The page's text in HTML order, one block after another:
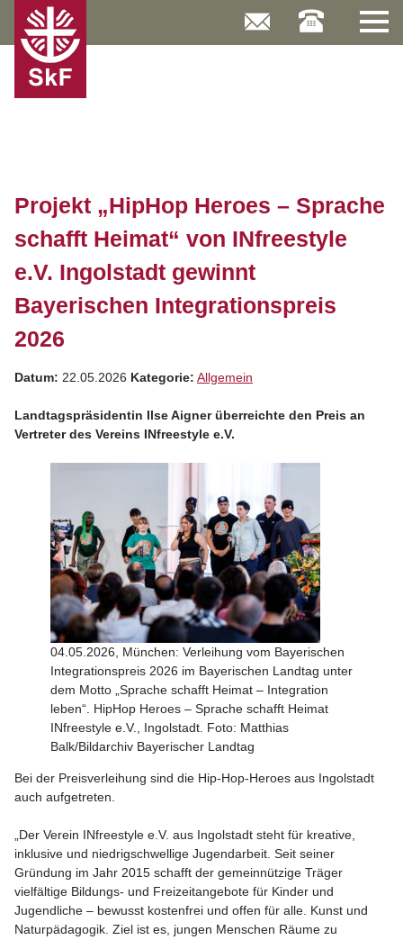
content
Projekt „HipHop Heroes – Sprache
schafft Heimat“ von INfreestyle
e.V. Ingolstadt gewinnt
Bayerischen Integrationspreis
2026
Datum: 22.05.2026 Kategorie: Allgemein
Landtagspräsidentin Ilse Aigner überreichte den Preis an
Vertreter des Vereins INfreestyle e.V.
04.05.2026, München: Verleihung vom Bayerischen
Integrationspreis 2026 im Bayerischen Landtag unter
dem Motto „Sprache schafft Heimat – Integration
leben“. HipHop Heroes – Sprache schafft Heimat
INfreestyle e.V., Ingolstadt. Foto: Matthias
Balk/Bildarchiv Bayerischer Landtag
Bei der Preisverleihung sind die Hip-Hop-Heroes aus Ingolstadt
auch aufgetreten.
„Der Verein INfreestyle e.V. aus Ingolstadt steht für kreative,
inklusive und niedrigschwellige Jugendarbeit. Seit seiner
Gründung im Jahr 2015 schafft der gemeinnützige Träger
vielfältige Bildungs- und Freizeitangebote für Kinder und
Jugendliche – bewusst kostenfrei und offen für alle. Kunst und
Naturpädagogik. Ziel ist es, jungen Menschen Räume zu